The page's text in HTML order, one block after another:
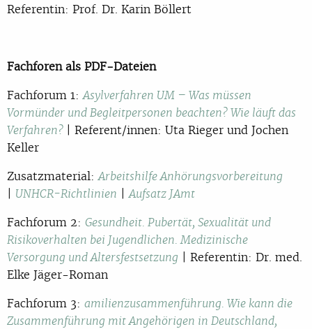
Referentin: Prof. Dr. Karin Böllert
Fachforen als PDF-Dateien
Fachforum 1:Asylverfahren UM – Was müssen
Vormünder und Begleitpersonen beachten? Wie läuft das
Verfahren? | Referent/innen: Uta Rieger und Jochen
Keller
Zusatzmaterial:Arbeitshilfe Anhörungsvorbereitung
| UNHCR-Richtlinien |Aufsatz JAmt
Fachforum 2: Gesundheit. Pubertät, Sexualität und
Risikoverhalten bei Jugendlichen. Medizinische
Versorgung und Altersfestsetzung | Referentin: Dr. med.
Elke Jäger-Roman
Fachforum 3: amilienzusammenführung. Wie kann die
Zusammenführung mit Angehörigen in Deutschland,